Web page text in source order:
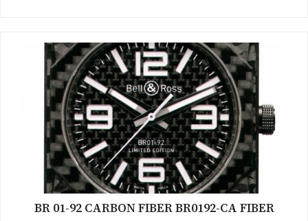
BR 01-92 CARBON FIBER BR0192-CA FIBER